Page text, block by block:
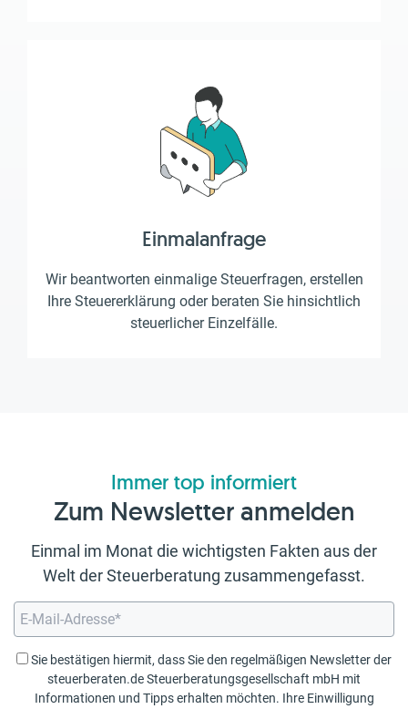
Einmalanfrage
Wir beantworten einmalige Steuerfragen, erstellen
Ihre Steuererklärung oder beraten Sie hinsichtlich
steuerlicher Einzelfälle.
Immer top informiert
Zum Newsletter anmelden
Einmal im Monat die wichtigsten Fakten aus der
Welt der Steuerberatung zusammengefasst.
Sie bestätigen hiermit, dass Sie den regelmäßigen Newsletter der
steuerberaten.de Steuerberatungsgesellschaft mbH mit
Informationen und Tipps erhalten möchten. Ihre Einwilligung